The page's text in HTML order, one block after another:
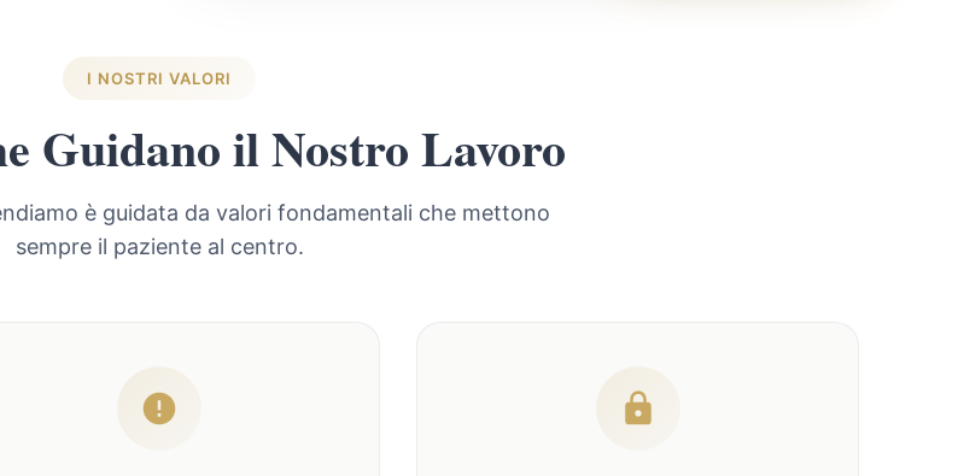
I NOSTRI VALORI
Guidano il Nostro Lavoro
è guidata da valori fondamentali che mettono
sempre il paziente al centro.